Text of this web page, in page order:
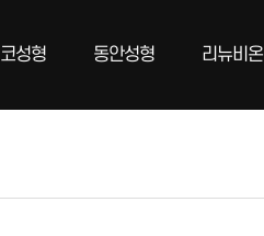
코성형 동안성형 리뉴비온